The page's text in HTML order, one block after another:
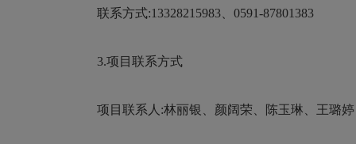
联系方式:13328215983、0591-87801383
3.项目联系方式
项目联系人:林丽银、颜阔荣、陈玉琳、王璐婷